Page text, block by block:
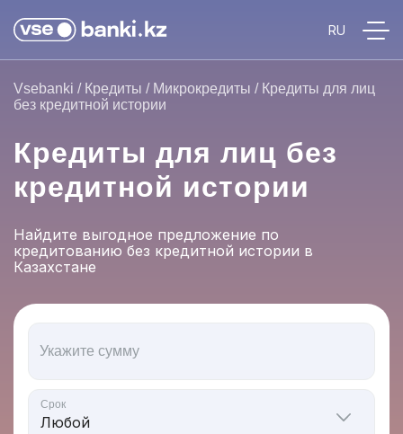
Vsebanki / Кредиты / Микрокредиты / Кредиты для лиц
без кредитной истории
Кредиты для лиц без
кредитной истории
Найдите выгодное предложение по
кредитованию без кредитной истории в
Казахстане
Укажите сумму
Срок